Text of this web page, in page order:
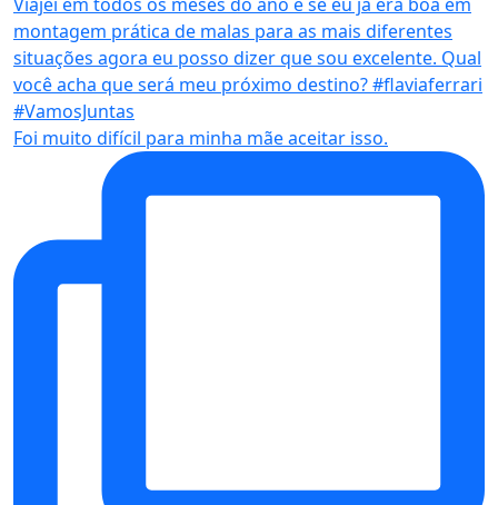
Foi muito difícil para minha mãe aceitar isso.